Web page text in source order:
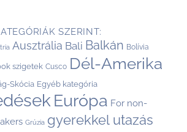
SZERINT:
Ausztrália Bali Balkán Bolívia
szigetek Cusco Dél-Amerika
Skócia Egyéb kategória
Európa For non-
Grúzia gyerekkel utazás